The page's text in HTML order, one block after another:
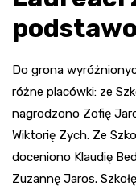
Do grona
różne placówki: ze
nagrodzono Zofię
Wiktorię Zych. Ze
doceniono Klaudię
Zuzannę Jaros.